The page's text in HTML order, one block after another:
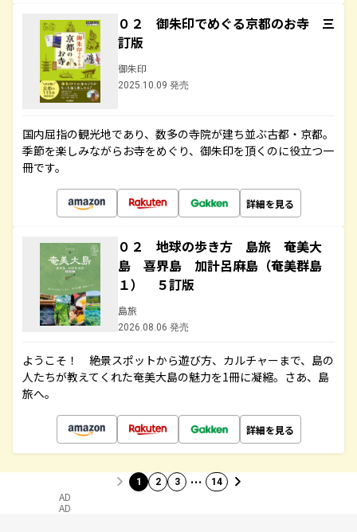
０２ 御朱印でめぐる京都のお寺 三
訂版
御朱印
2025.10.09 発売
国内屈指の観光地であり、数多の寺院が建ち並ぶ古都・京都。
季節を楽しみながらお寺をめぐり、御朱印を頂くのに役立つ一
冊です。
詳細を見る
０２ 地球の歩き方 島旅 奄美大
島 喜界島 加計呂麻島（奄美群島
１） ５訂版
島旅
2026.08.06 発売
ようこそ！ 絶景スポットから遊び方、カルチャーまで、島の
人たちが教えてくれた奄美大島の魅力を1冊に凝縮。さあ、島
旅へ。
詳細を見る
1 2 3 … 14
AD
AD